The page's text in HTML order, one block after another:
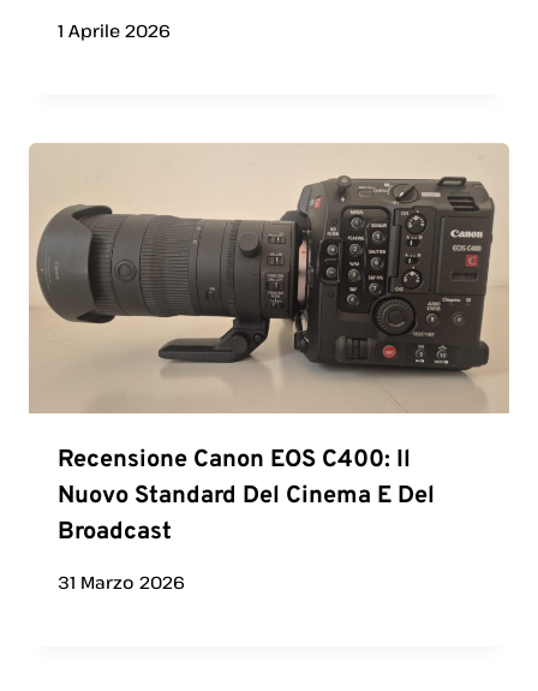
1 Aprile 2026
Recensione Canon EOS C400: Il
Nuovo Standard Del Cinema E Del
Broadcast
31 Marzo 2026